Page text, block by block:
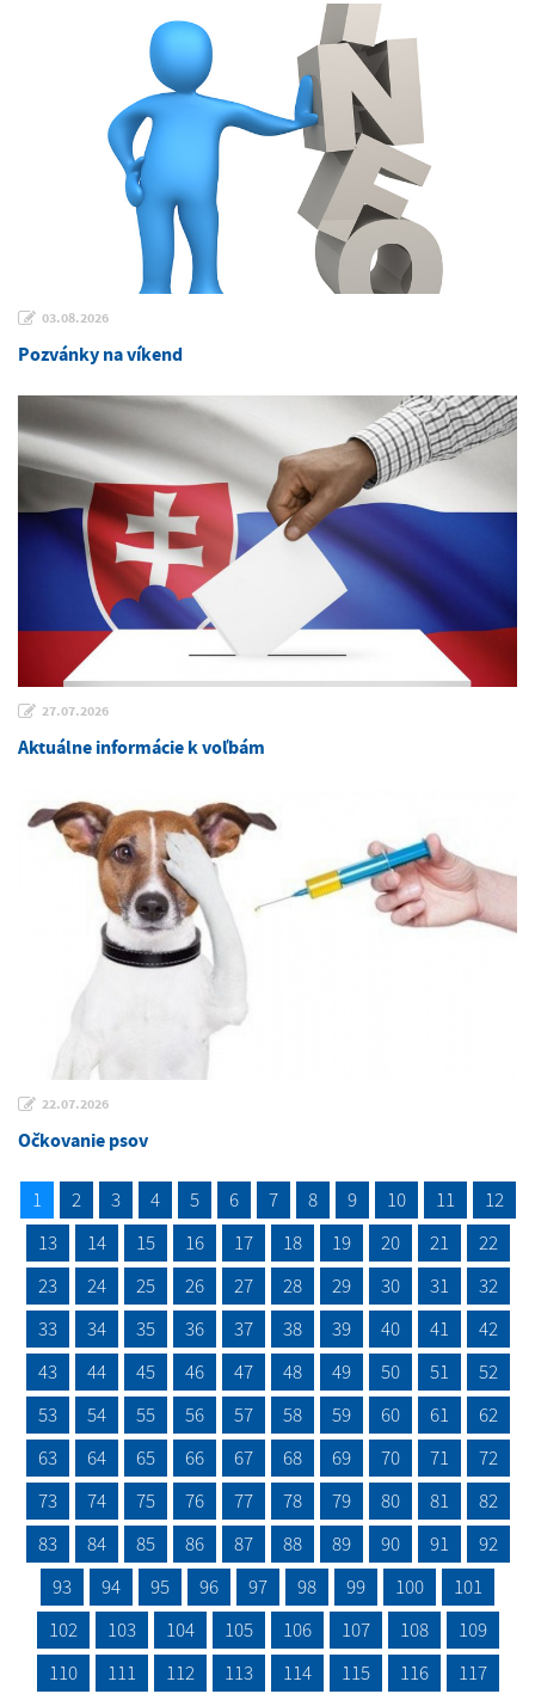
03.08.2026
Pozvánky na víkend
27.07.2026
Aktuálne informácie k voľbám
22.07.2026
Očkovanie psov
1 2 3 4 5 6 7 8 9 10 11
12
13
14 15 16 17 18 19 20 21
22
23
24 25 26 27 28 29 30 31
32
33
34 35 36 37 38 39 40 41
42
43
44 45 46 47 48 49 50 51
52
53
54 55 56 57 58 59 60 61
62
63
64 65 66 67 68 69 70 71
72
73
74 75 76 77 78 79 80 81
82
83
84 85 86 87 88 89 90 91
92
93
94 95 96 97 98 99 100
101
102
103 104 105 106 107 108
109
110
111 112 113 114 115 116 117